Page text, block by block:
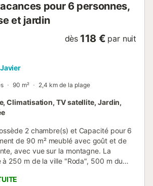
pour 6 personnes,
et jardin
dès 118 € par nuit
90 m² 2,4 km de la plage
Climatisation, TV satellite, Jardin,
2 chambre(s) et Capacité pour 6
de 90 m² meublé avec goût et de
avec vue sur la montagne. La
à 250 m de la ville "Roda", 500 m du
km de la plage de sable "Playa